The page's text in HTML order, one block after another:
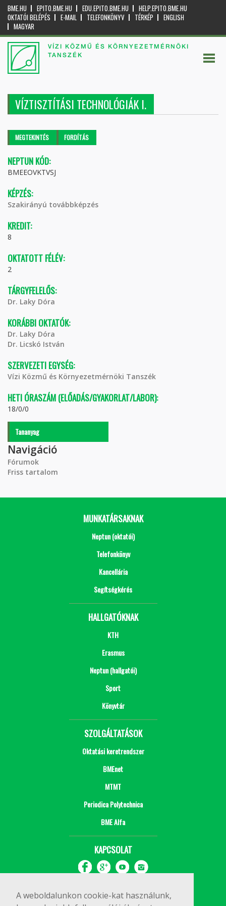
A weboldalunkon cookie-kat használunk,
BME.HU EPITO.BME.HU EDU.EPITO.BME.HU
HELP.EPITO.BME.HU
OKTATÓI BELÉPÉS
E-MAIL TELEFONKÖNYV TÉRKÉP
ENGLISH
MAGYAR
VÍZI KÖZMŰ ÉS KÖRNYEZETMÉRNÖKI
TANSZÉK
VÍZTISZTÍTÁSI TECHNOLÓGIÁK I.
Elsődleges fülek
MEGTEKINTÉS (AKTÍVFORDÍTÁS
NEPTUN KÓD:
BMEEOVKTVSJ
KÉPZÉS:
Szakirányú továbbképzés
KREDIT:
8
OKTATOTT FÉLÉV:
2
TÁRGYFELELŐS:
Dr. Laky Dóra
KORÁBBI OKTATÓK:
Dr. Laky Dóra
Dr. Licskó István
SZERVEZETI EGYSÉG:
Vízi Közmű és Környezetmérnöki Tanszék
HETI ÓRASZÁM (ELŐADÁS/GYAKORLAT/LABOR):
18/0/0
Tananyag
Navigáció
Fórumok
Friss tartalom
MUNKATÁRSAKNAK
Neptun (oktatói)
Telefonkönyv
Kancellária
Segítségkérés
HALLGATÓKNAK
KTH
Erasmus
Neptun (hallgatói)
Sport
Könyvtár
SZOLGÁLTATÁSOK
Oktatási keretrendszer
BMEnet
MTMT
Periodica Polytechnica
BME Alfa
KAPCSOLAT